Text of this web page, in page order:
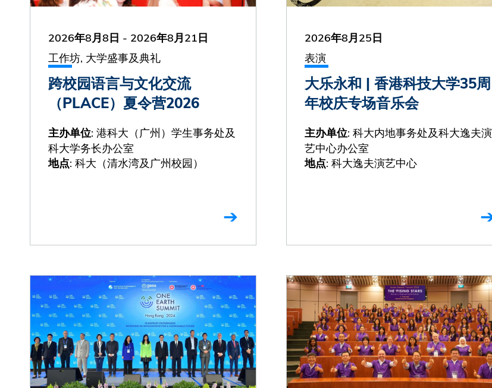
2026年8月8日 - 2026年8月21日
工作坊, 大学盛事及典礼
跨校园语言与文化交流
（PLACE）夏令营2026
主办单位: 港科大（广州）学生事务处及
科大学务长办公室
地点: 科大（清水湾及广州校园）
2026年8月25日
表演
大乐永和 | 香港科技大学35周
年校庆专场音乐会
主办单位: 科大内地事务处及科大逸夫演
艺中心办公室
地点: 科大逸夫演艺中心